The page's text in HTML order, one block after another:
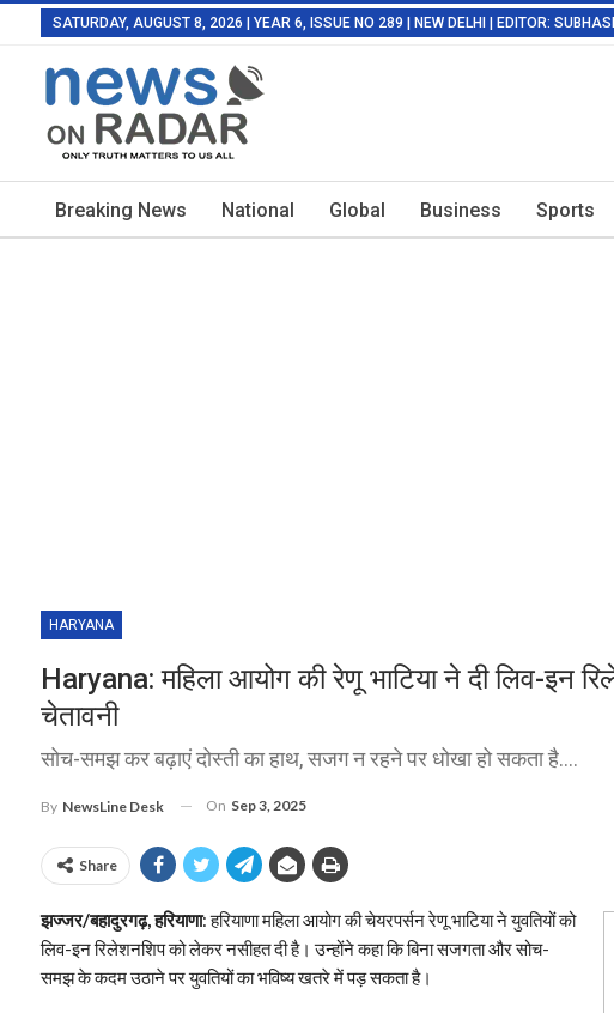
SATURDAY, AUGUST 8, 2026 | YEAR 6, ISSUE NO 289 | NEW DELHI | EDITOR:
Breaking News National Global Business Sports
HARYANA
Haryana: महिला आयोग की रेणू भाटिया ने दी लिव-इन
चेतावनी
सोच-समझ कर बढ़ाएं दोस्ती का हाथ, सजग न रहने पर धोखा हो सकता है....
By NewsLine Desk On Sep 3, 2025
Share
झज्जर/बहादुरगढ़, हरियाणा: हरियाणा महिला आयोग की चेयरपर्सन रेणू भाटिया ने युवतियों को
लिव-इन रिलेशनशिप को लेकर नसीहत दी है। उन्होंने कहा कि बिना सजगता और सोच-
समझ के कदम उठाने पर युवतियों का भविष्य खतरे में पड़ सकता है।